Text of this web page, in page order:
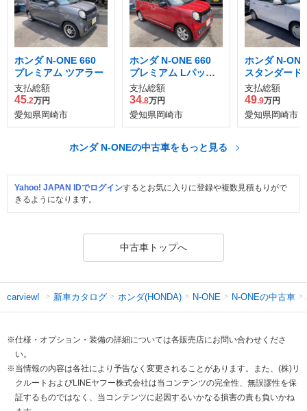
ホンダ N-ONE 660
プレミアム ツアラー
支払総額
45.2万円
愛知県岡崎市
ホンダ N-ONE 660
プレミアム Lパッケ
ージ
支払総額
34.8万円
愛知県岡崎市
ホンダ N-
スタンダード
支払総額
49.9万円
愛知県岡崎市
ホンダ N-ONEの中古車をもっと見る
Yahoo! JAPAN IDでログインするとお気に入りに登録や複数見積もりがで
きるようになります。
中古車トップへ
carview! 新車カタログ ホンダ(HONDA) N-ONE N-ONEの中古車
※仕様・オプション・装備の詳細については各販売店にお問い合わせくださ
い。
※当情報の内容は各社により予告なく変更されることがあります。また、(株)リ
クルートおよびLINEヤフー株式会社は当コンテンツの完全性、無誤謬性を保
証するものではなく、当コンテンツに起因するいかなる損害の責も負いかね